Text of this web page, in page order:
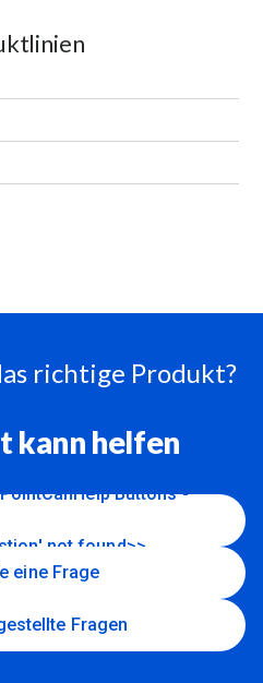
richtige Produkt?
kann helfen
Buttons -
not found>>
eine Frage
Fragen